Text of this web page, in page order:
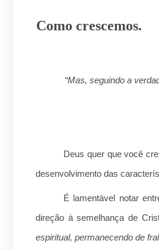
Como crescemos.
“Mas, seguindo a
Ef
Deus quer que você
desenvolvimento das
É lamentável notar
direção à semelhança de
espiritual, permanecendo de